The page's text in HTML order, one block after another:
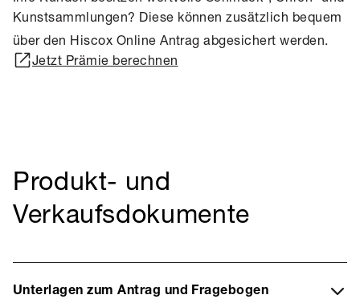
Kunstsammlungen? Diese können zusätzlich bequem
über den Hiscox Online Antrag abgesichert werden.
Jetzt Prämie berechnen
Produkt- und
Verkaufsdokumente
Unterlagen zum Antrag und Fragebogen